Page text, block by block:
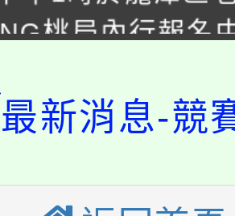
動。
桃局內行報名
桃園市運動會8/
及游泳池舉行。
低收入戶享有免
惠，中低收入戶
造教育及科技中
最新消息-競